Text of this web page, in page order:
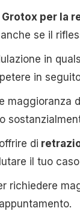
Grotox per la
se il
in
in
maggioranza
di
il tuo
richiedere